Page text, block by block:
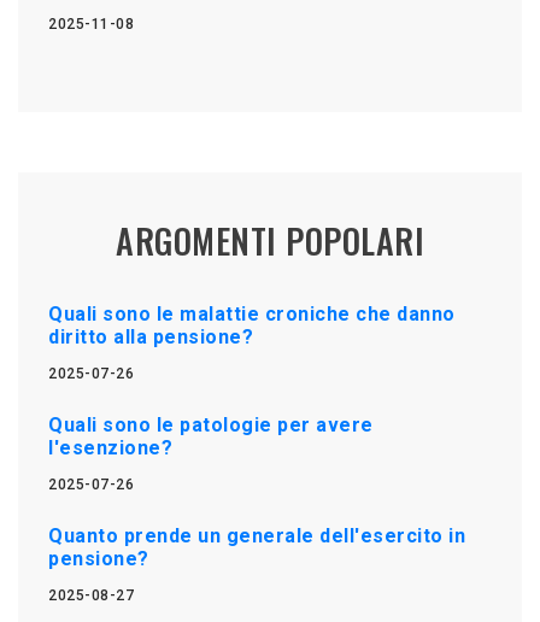
2025-11-08
ARGOMENTI POPOLARI
Quali sono le malattie croniche che danno
diritto alla pensione?
2025-07-26
Quali sono le patologie per avere
l'esenzione?
2025-07-26
Quanto prende un generale dell'esercito in
pensione?
2025-08-27